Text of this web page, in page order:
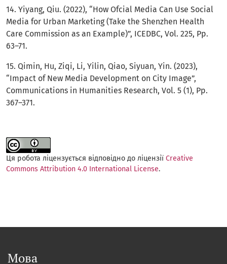
14. Yiyang, Qiu. (2022), “How Ofcial Media Can Use Social
Media for Urban Marketing (Take the Shenzhen Health
Care Commission as an Example)”, ICEDBC, Vol. 225, Рp.
63–71.
15. Qimin, Hu, Ziqi, Li, Yilin, Qiao, Siyuan, Yin. (2023),
“Impact of New Media Development on City Image”,
Communications in Humanities Research, Vol. 5 (1), Рp.
367–371.
Ця робота ліцензується відповідно до ліцензіїCreative
Commons Attribution 4.0 International License.
Мова